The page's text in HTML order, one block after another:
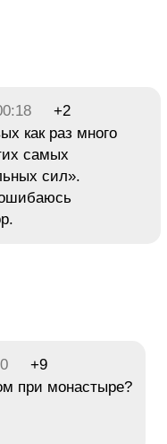
+2
как раз много
самых
сил».
+9
при монастыре?